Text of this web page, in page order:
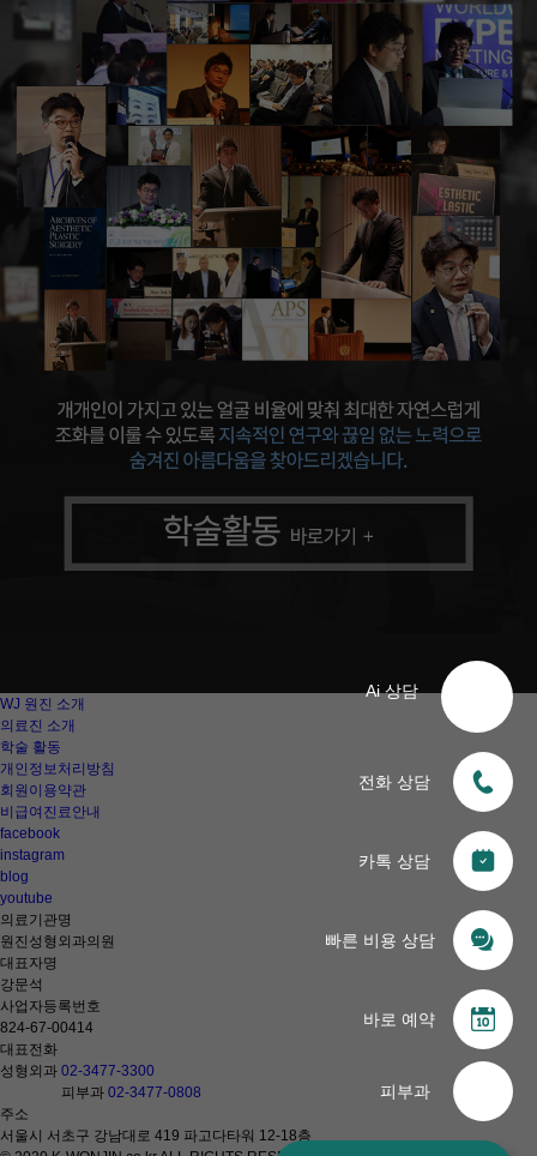
Ai 상담
전화 상담
카톡 상담
빠른 비용 상담
바로 예약
피부과
WJ 원진 소개
의료진 소개
학술 활동
개인정보처리방침
회원이용약관
비급여진료안내
facebook
instagram
blog
youtube
의료기관명
원진성형외과의원
대표자명
강문석
사업자등록번호
824-67-00414
대표전화
성형외과 02-3477-3300
피부과 02-3477-0808
주소
서울시 서초구 강남대로 419 파고다타워 12-18층